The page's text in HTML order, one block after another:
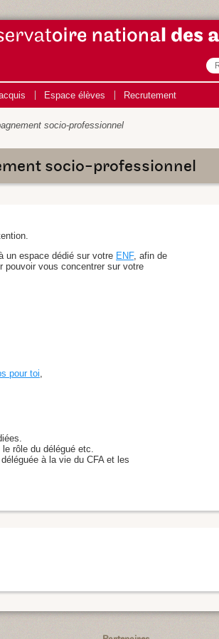
Espace élèves Recrutement
socio-professionnel
socio-professionnel
un espace dédié sur votre ENF, afin de
pouvoir vous concentrer sur votre
pour toi,
rôle du délégué etc.
à la vie du CFA et les